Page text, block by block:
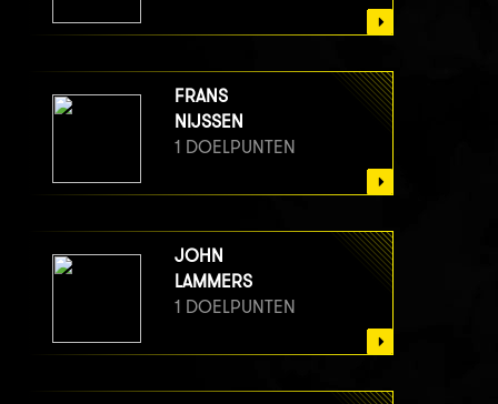
FRANS
NIJSSEN
1 DOELPUNTEN
JOHN
LAMMERS
1 DOELPUNTEN